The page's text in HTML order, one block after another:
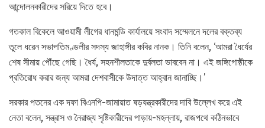
আন্দোলনকারীদের সরিয়ে দিতে হবে।
গতকাল বিকেলে আওয়ামী লীগের ধানমন্ডি কার্যালয়ে সংবাদ সম্মেলনে দলের বক্তব্য
তুলে ধরেন সভাপতিমণ্ডলীর সদস্য জাহাঙ্গীর কবির নানক। তিনি বলেন, ‘আমরা ধৈর্যের
শেষ সীমায় পৌঁছে গেছি। ধৈর্য, সহনশীলতাকে দুর্বলতা ভাববেন না। এই জঙ্গিগোষ্ঠীকে
প্রতিরোধ করার জন্য আমরা দেশবাসীকে উদাত্ত আহ্বান জানাচ্ছি।’
সরকার পতনের এক দফা বিএনপি-জামায়াত ষড়যন্ত্রকারীদের দাবি উল্লেখ করে এই
নেতা বলেন, সন্ত্রাস ও নৈরাজ্য সৃষ্টিকারীদের পাড়ায়-মহল্লায়, রাজপথে কঠিনভাবে